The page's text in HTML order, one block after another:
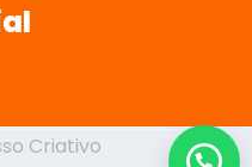
Criativo